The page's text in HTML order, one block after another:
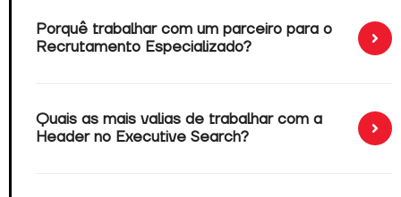
Porquê trabalhar com um parceiro para o
Recrutamento Especializado?
Quais as mais valias de trabalhar com a
Header no Executive Search?